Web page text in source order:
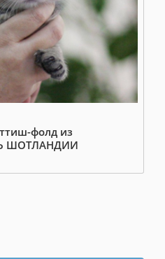
фолд из
ШОТЛАНДИИ